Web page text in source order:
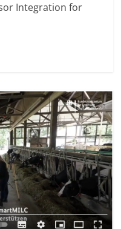
Integration for